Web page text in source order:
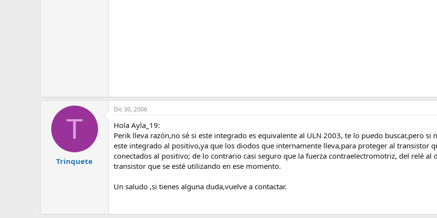
T
Trinquete
Dic 30, 2006
Hola Ayla_19:
Perik lleva razón,no sé si este integrado es equivalente al ULN 2003, te lo puedo buscar,pero
este integrado al positivo,ya que los diodos que internamente lleva,para proteger al transistor
conectados al positivo; de lo contrario casi seguro que la fuerza contraelectromotriz, del relé al
transistor que se esté utilizando en ese momento.
Un saludo ,si tienes alguna duda,vuelve a contactar.